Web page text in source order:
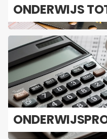
ON­DER­WIJS